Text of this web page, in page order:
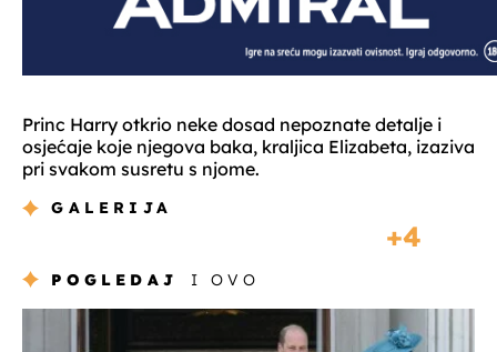
Princ Harry otkrio neke dosad nepoznate detalje i
osjećaje koje njegova baka, kraljica Elizabeta, izaziva
pri svakom susretu s njome.
GALERIJA
4
POGLEDAJ I OVO